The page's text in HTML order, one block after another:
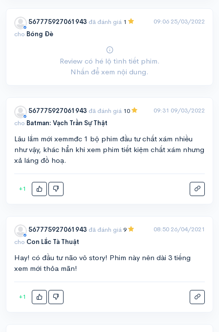
567775927061943 đã đánh giá 1
cho Bóng Đè
09:06 25/03/2022
Review có hé lộ tình tiết phim.
Nhấn để xem nội dung.
567775927061943 đã đánh giá 10
cho Batman: Vạch Trần Sự Thật
09:31 09/03/2022
Lâu lắm mới xemmđc 1 bộ phim đầu tư chất xám nhiều
như vậy, khác hẳn khi xem phim tiết kiệm chất xám nhưng
xả láng đồ hoạ.
+1
567775927061943 đã đánh giá 9
cho Con Lắc Tà Thuật
08:50 26/04/2021
Hay! có đầu tư não vô story! Phim này nên dài 3 tiếng
xem mới thỏa mãn!
+1